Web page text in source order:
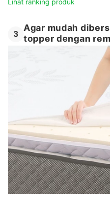
Lihat ranking produk
3
Agar mudah
topper dengan